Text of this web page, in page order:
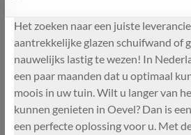
Het zoeken naar een juiste
aantrekkelijke glazen schuifwand of
nauwelijks lastig te wezen! In
een paar maanden dat u optimaal
moois in uw tuin. Wilt u langer van
kunnen genieten in Oevel? Dan is
een perfecte oplossing voor u. Met